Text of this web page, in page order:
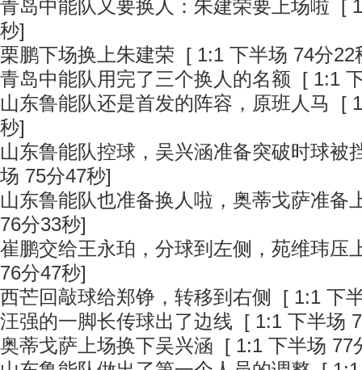
青岛中能队又要换人：朱建荣要上场啦 [
秒]
栗鹏下场换上朱建荣 [ 1:1 下半场 74分22
青岛中能队用完了三个换人的名额 [ 1:1
山东鲁能队还是首发的阵容，原班人马
[
秒]
山东鲁能队控球，吴兴涵准备突破时球被
场 75分47秒]
山东鲁能队也准备换人啦，奥蒂戈萨准备
76分33秒]
崔鹏交给王永珀，分球到左侧，苑维玮压
76分47秒]
西芒回敲球给郑铮，转移到右侧
[ 1:1 下
汪强的一脚长传球出了边线 [ 1:1 下半场
奥蒂戈萨上场换下吴兴涵 [ 1:1 下半场 77